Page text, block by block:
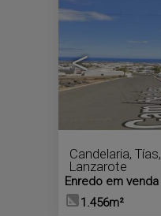
<
Candelaria, Tías,
Lanzarote
Enredo em venda
1.456m²